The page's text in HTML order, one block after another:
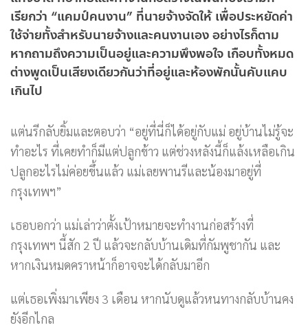
เรียกว่า “แคมป์คนงาน” ที่นายจ้างจัดให้ เพื่อประหยัดค่า
ใช้จ่ายทั้งสำหรับนายจ้างและคนงานเอง อย่างไรก็ตาม
หากถามถึงความเป็นอยู่และความพึงพอใจ เกือบทั้งหมด
ต่างพูดเป็นเสียงเดียวกันว่าที่อยู่และห้องพักนั้นคับแคบ
เกินไป
แต่นรีกลับยิ้มและตอบว่า “อยู่ที่นี่ก็ได้อยู่กับแม่ อยู่บ้านไม่รู้จะ
ทำอะไร ที่เคยทำก็มีแต่ปลูกข้าว แต่ช่วงหลังนี้ก็แล้งเหลือเกิน
ปลูกอะไรไม่ค่อยขึ้นแล้ว แม่เลยพานรีและน้องมาอยู่ที่
กรุงเทพฯ”
เธอบอกว่า แม่เล่าว่าตั้งเป้าหมายจะทำงานก่อสร้างที่
กรุงเทพฯ นี้สัก 2 ปี แล้วจะกลับบ้านเดิมที่กัมพูชากัน และ
หากเงินหมดคราหน้าก็อาจจะได้กลับมาอีก
แต่เธอเพิ่งมาเพียง 3 เดือน หากนับดูแล้วหนทางกลับบ้านคง
ยังอีกไกล